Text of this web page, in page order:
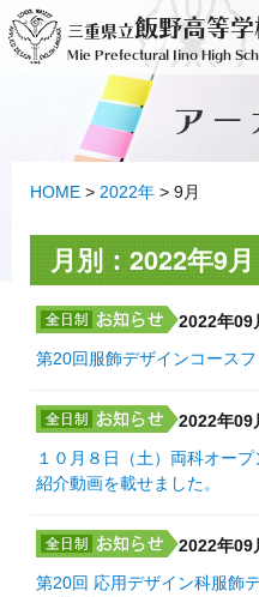
ン
三重県立飯野高等
Mie Prefectural Iino High
アー
HOME > 2022年 > 9月
月別：2022年9月
2022年09
第20回服飾デザインコース
2022年09
１０月８日（土）両科オー
紹介動画を載せました。
2022年09
第20回 応用デザイン科服飾